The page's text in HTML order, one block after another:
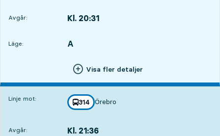
Avgår: Kl. 20:31
Läge:
LÄGE, A
,
Visa fler detaljer
Linje mot: linje
314
mot
Örebro
,
Avgår: Kl. 21:36